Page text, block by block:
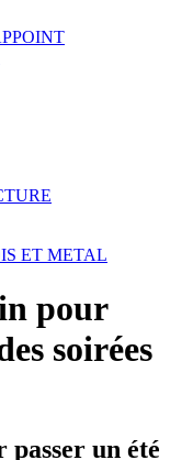
ET METAL
pour
soirées
un été